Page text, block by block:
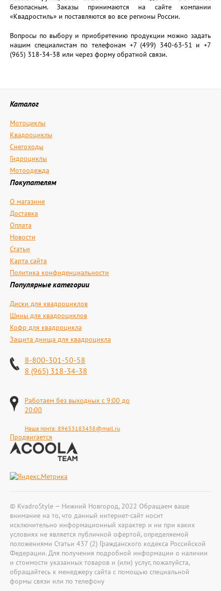
безопасным. Заказы принимаются на сайте компании
«Квадростиль» и поставляются во все регионы России.
Вопросы по выбору и приобретению продукции можно задать
нашим специалистам по телефонам +7 (499) 340-63-51 и +7
(965) 318-34-38 или через форму обратной связи.
Каталог
Мотоциклы
Квадроциклы
Снегоходы
Гидроциклы
Мотоодежда
Покупателям
О магазине
Доставка
Оплата
Новости
Статьи
Карта сайта
Политика конфиденциальности
Популярные категории
Диски для квадроциклов
Шины для квадроциклов
Кофр для квадроцикла
Защита днища для квадроцикла
8-800-301-50-58
8 (965) 318-34-38
Работаем без выходных с 9:00 до
20:00
Наша почта: 89653183438@mail.ru
Продвигается
© KvadroStyle — Нижний Новгород, 2022 Обращаем ваше
внимание на то, что данный интернет-сайт носит
исключительно информационный характер и ни при каких
условиях не является публичной офертой, определяемой
положениями Статьи 437 (2) Гражданского кодекса Российской
Федерации. Для получения подробной информации о наличии
и стоимости указанных товаров и (или) услуг, пожалуйста,
обращайтесь к менеджеру сайта с помощью специальной
формы связи или по телефону